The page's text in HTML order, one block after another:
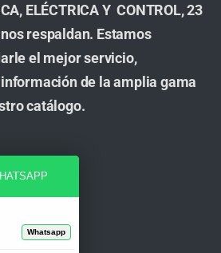
ELÉCTRICA Y CONTROL, 23
respaldan. Estamos
el mejor servicio,
de la amplia gama
catálogo.
Whatsapp